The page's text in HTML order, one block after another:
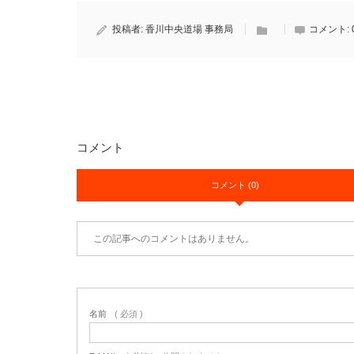
投稿者: 香川中央道場 事務局 コメント:
コメント
コメント (0)
この記事へのコメントはありません。
名前 ( 必須 )